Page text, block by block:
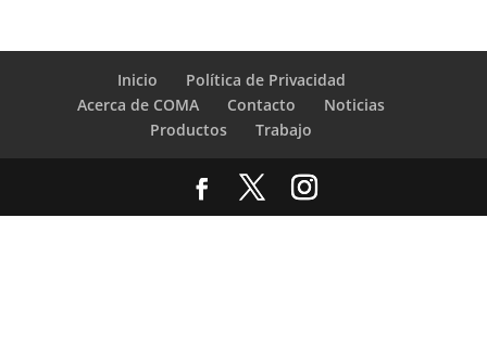
Inicio
Política de Privacidad
Acerca de COMA
Contacto
Noticias
Productos
Trabajo